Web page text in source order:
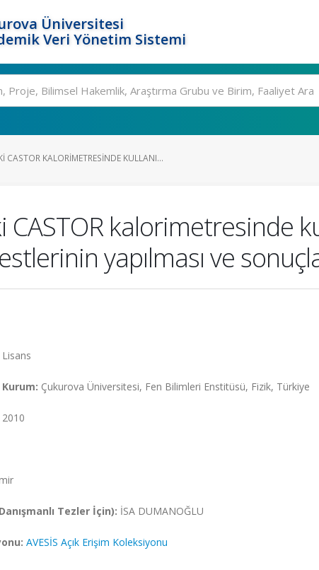
Üniversitesi
Veri Yönetim Sistemi
CASTOR KALORIMETRESINDE KULLANI...
CASTOR kalorimetresinde
yapılması ve
Çukurova Üniversitesi, Fen Bilimleri Enstitüsü, Fizik, Türkiye
2010
Tezler İçin): İSA DUMANOĞLU
AVESİS Açık Erişim Koleksiyonu